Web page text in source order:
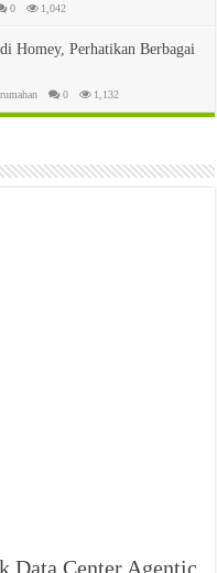
0 1,042
Homey, Perhatikan Berbagai
0 1,132
Data Center Agentic